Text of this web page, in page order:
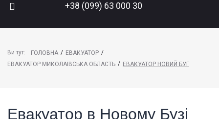
+38 (099) 63 000 30
Ви тут: ГОЛОВНА / ЕВАКУАТОР /
ЕВАКУАТОР МИКОЛАЇВСЬКА ОБЛАСТЬ / ЕВАКУАТОР НОВИЙ БУГ
Евакуатор в Новому Бузі